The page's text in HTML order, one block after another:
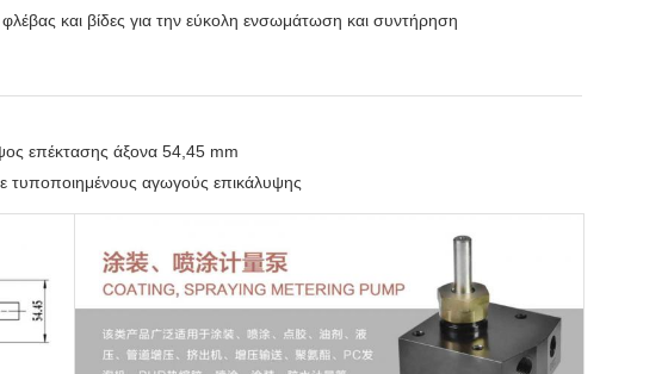
και βίδες για την εύκολη ενσωμάτωση και συντήρηση
επέκτασης άξονα 54,45 mm
τυποποιημένους αγωγούς επικάλυψης